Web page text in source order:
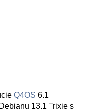
Q4OS 6.1
13.1 Trixie s